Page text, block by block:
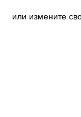
или измените